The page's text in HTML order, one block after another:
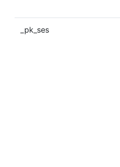
_pk_ses